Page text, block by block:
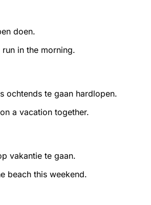
doen.
in the morning.
ochtends te gaan hardlopen.
a vacation together.
vakantie te gaan.
beach this weekend.